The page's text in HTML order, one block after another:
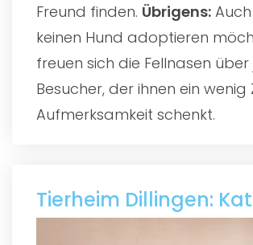
Freund finden. Übrigens:
keinen Hund adoptieren
freuen sich die Fellnasen über
Besucher, der ihnen ein wenig
Aufmerksamkeit schenkt.
Tierheim Dillingen: